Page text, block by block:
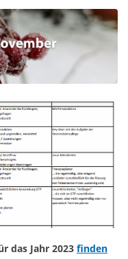
das Jahr 2023 finden